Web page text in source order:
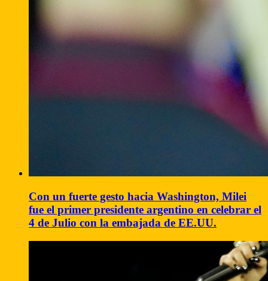
Con un fuerte gesto hacia Washington, Milei
fue el primer presidente argentino en celebrar el
4 de Julio con la embajada de EE.UU.